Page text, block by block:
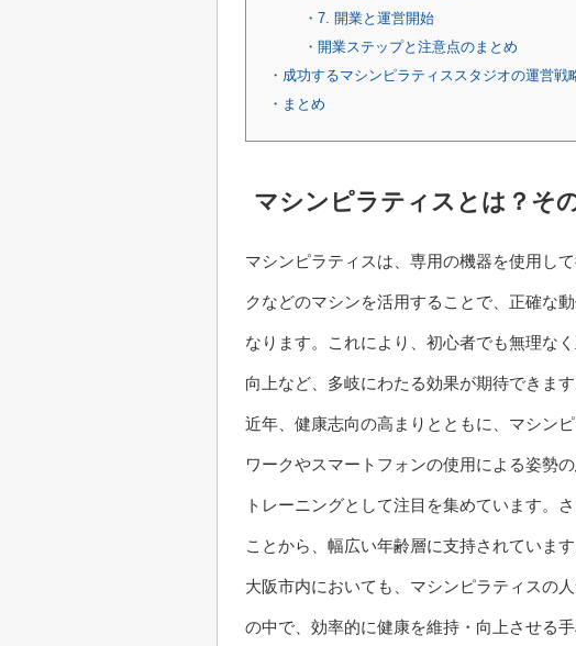
・7. 開業と運営開始
・開業ステップと注意点のまとめ
・成功するマシンピラティススタジオの運営戦
・まとめ
マシンピラティスとは？そ
マシンピラティスは、専用の機器を使用し
クなどのマシンを活用することで、正確な
なります。これにより、初心者でも無理な
向上など、多岐にわたる効果が期待できます
近年、健康志向の高まりとともに、マシン
ワークやスマートフォンの使用による姿勢
トレーニングとして注目を集めています。
ことから、幅広い年齢層に支持されています
大阪市内においても、マシンピラティスの
の中で、効率的に健康を維持・向上させる